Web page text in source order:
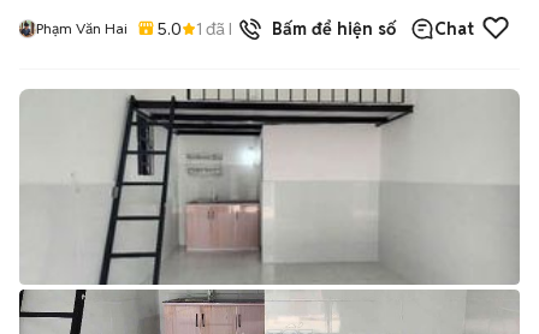
Phạm Văn Hai 5.0 1 đã bán Bấm để hiện số Chat